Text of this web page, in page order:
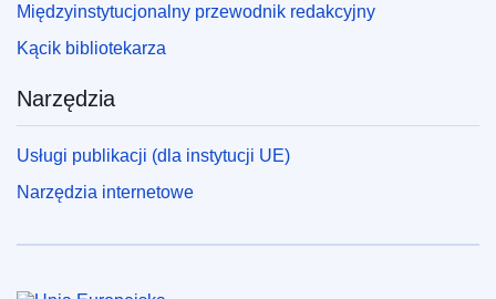
Międzyinstytucjonalny przewodnik redakcyjny
Kącik bibliotekarza
Narzędzia
Usługi publikacji (dla instytucji UE)
Narzędzia internetowe